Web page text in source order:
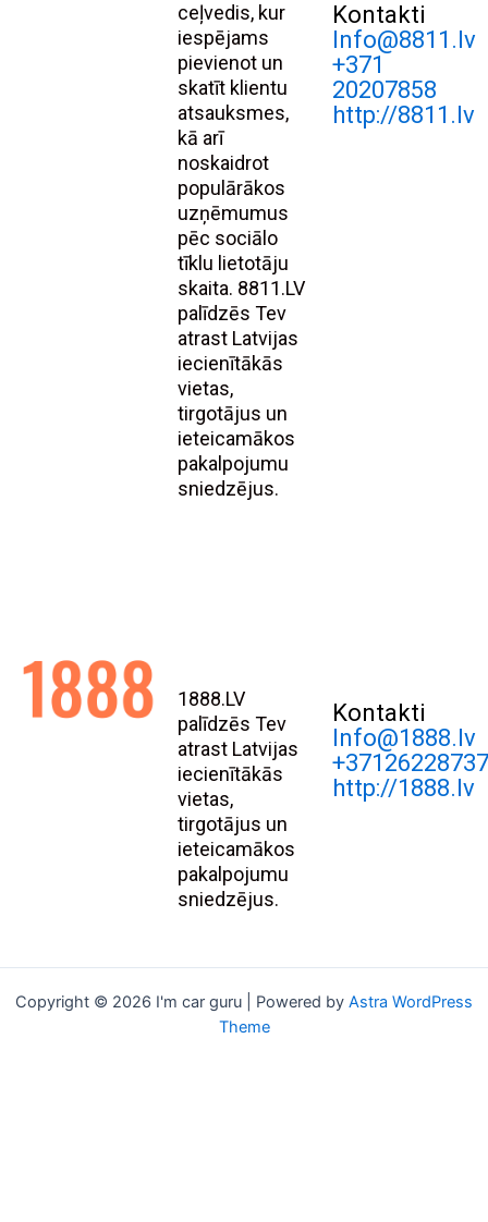
ceļvedis, kur
iespējams
pievienot un
skatīt klientu
atsauksmes,
kā arī
noskaidrot
populārākos
uzņēmumus
pēc sociālo
tīklu lietotāju
skaita. 8811.LV
palīdzēs Tev
atrast Latvijas
iecienītākās
vietas,
tirgotājus un
ieteicamākos
pakalpojumu
sniedzējus.
Kontakti
Info@8811.lv
+371
20207858
http://8811.lv
1888.LV
palīdzēs Tev
atrast Latvijas
iecienītākās
vietas,
tirgotājus un
ieteicamākos
pakalpojumu
sniedzējus.
Kontakti
Info@1888.lv
http://1888.lv
Copyright © 2026 I'm car guru | Powered by Astra WordPress
Theme